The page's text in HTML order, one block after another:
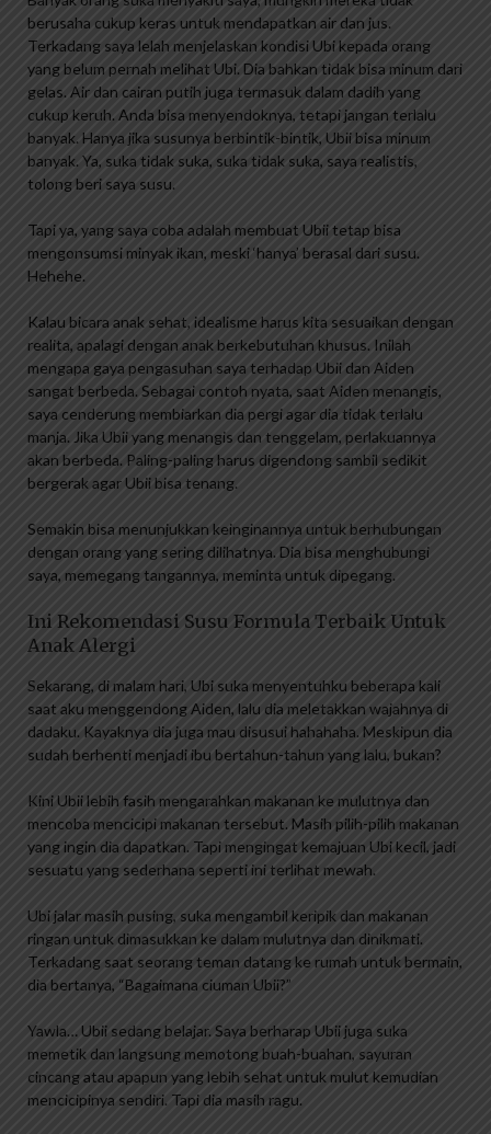
berusaha cukup keras untuk mendapatkan air dan jus.
Terkadang saya lelah menjelaskan kondisi Ubi kepada orang
yang belum pernah melihat Ubi. Dia bahkan tidak bisa minum dari
gelas. Air dan cairan putih juga termasuk dalam dadih yang
cukup keruh. Anda bisa menyendoknya, tetapi jangan terlalu
banyak. Hanya jika susunya berbintik-bintik, Ubii bisa minum
banyak. Ya, suka tidak suka, suka tidak suka, saya realistis,
tolong beri saya susu.
Tapi ya, yang saya coba adalah membuat Ubii tetap bisa
mengonsumsi minyak ikan, meski ‘hanya’ berasal dari susu.
Hehehe.
Kalau bicara anak sehat, idealisme harus kita sesuaikan dengan
realita, apalagi dengan anak berkebutuhan khusus. Inilah
mengapa gaya pengasuhan saya terhadap Ubii dan Aiden
sangat berbeda. Sebagai contoh nyata, saat Aiden menangis,
saya cenderung membiarkan dia pergi agar dia tidak terlalu
manja. Jika Ubii yang menangis dan tenggelam, perlakuannya
akan berbeda. Paling-paling harus digendong sambil sedikit
bergerak agar Ubii bisa tenang.
Semakin bisa menunjukkan keinginannya untuk berhubungan
dengan orang yang sering dilihatnya. Dia bisa menghubungi
saya, memegang tangannya, meminta untuk dipegang.
Ini Rekomendasi Susu Formula Terbaik Untuk
Anak Alergi
Sekarang, di malam hari, Ubi suka menyentuhku beberapa kali
saat aku menggendong Aiden, lalu dia meletakkan wajahnya di
dadaku. Kayaknya dia juga mau disusui hahahaha. Meskipun dia
sudah berhenti menjadi ibu bertahun-tahun yang lalu, bukan?
Kini Ubii lebih fasih mengarahkan makanan ke mulutnya dan
mencoba mencicipi makanan tersebut. Masih pilih-pilih makanan
yang ingin dia dapatkan. Tapi mengingat kemajuan Ubi kecil, jadi
sesuatu yang sederhana seperti ini terlihat mewah.
Ubi jalar masih pusing, suka mengambil keripik dan makanan
ringan untuk dimasukkan ke dalam mulutnya dan dinikmati.
Terkadang saat seorang teman datang ke rumah untuk bermain,
dia bertanya, “Bagaimana ciuman Ubii?”
Yawla… Ubii sedang belajar. Saya berharap Ubii juga suka
memetik dan langsung memotong buah-buahan, sayuran
cincang atau apapun yang lebih sehat untuk mulut kemudian
mencicipinya sendiri. Tapi dia masih ragu.